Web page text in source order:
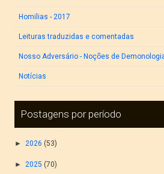
Homilias - 2017
Leituras traduzidas e comentadas
Nosso Adversário - Noções de
Notícias
Postagens por período
►2026 (53)
►2025 (70)